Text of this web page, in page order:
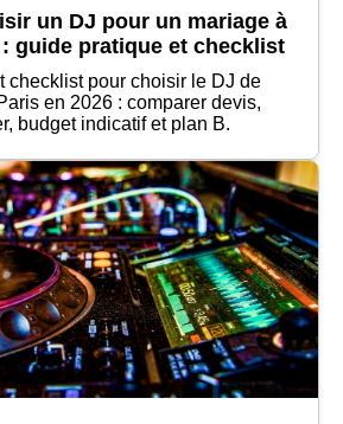
un DJ pour un mariage à
: guide pratique et checklist
checklist pour choisir le DJ de
en 2026 : comparer devis,
budget indicatif et plan B.